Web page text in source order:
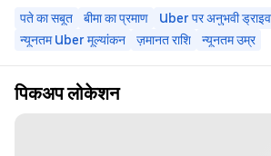
पते का सबूत बीमा का प्रमाण
Uber पर अनुभवी
न्यूनतम Uber मूल्यांकन
ज़मानत राशि न्यूनतम उम्र
पिकअप लोकेशन